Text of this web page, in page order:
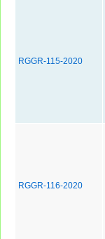
RGGR-115-2020
RGGR-116-2020